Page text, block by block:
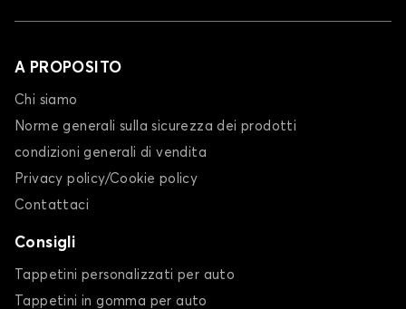
A PROPOSITO
Chi siamo
Norme generali sulla sicurezza dei prodotti
condizioni generali di vendita
Privacy policy/Cookie policy
Contattaci
Consigli
Tappetini personalizzati per auto
Tappetini in gomma per auto